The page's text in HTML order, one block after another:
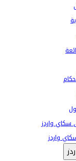
سكاي واردز
واردز